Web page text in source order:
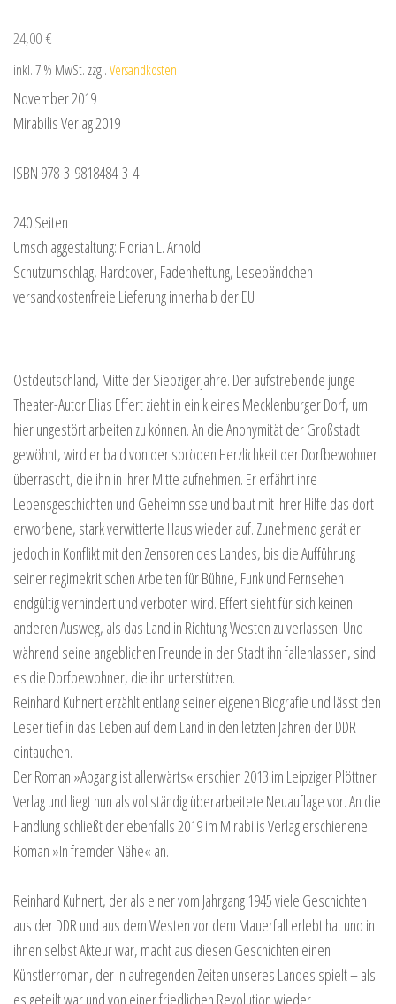
24,00 €
inkl. 7 % MwSt. zzgl.Versandkosten
November 2019
Mirabilis Verlag 2019
ISBN 978-3-9818484-3-4
240 Seiten
Umschlaggestaltung: Florian L. Arnold
Schutzumschlag, Hardcover, Fadenheftung, Lesebändchen
versandkostenfreie Lieferung innerhalb der EU
Ostdeutschland, Mitte der Siebzigerjahre. Der aufstrebende junge
Theater-Autor Elias Effert zieht in ein kleines Mecklenburger Dorf, um
hier ungestört arbeiten zu können. An die Anonymität der Großstadt
gewöhnt, wird er bald von der spröden Herzlichkeit der Dorfbewohner
überrascht, die ihn in ihrer Mitte aufnehmen. Er erfährt ihre
Lebensgeschichten und Geheimnisse und baut mit ihrer Hilfe das dort
erworbene, stark verwitterte Haus wieder auf. Zunehmend gerät er
jedoch in Konflikt mit den Zensoren des Landes, bis die Aufführung
seiner regimekritischen Arbeiten für Bühne, Funk und Fernsehen
endgültig verhindert und verboten wird. Effert sieht für sich keinen
anderen Ausweg, als das Land in Richtung Westen zu verlassen. Und
während seine angeblichen Freunde in der Stadt ihn fallenlassen, sind
es die Dorfbewohner, die ihn unterstützen.
Reinhard Kuhnert erzählt entlang seiner eigenen Biografie und lässt den
Leser tief in das Leben auf dem Land in den letzten Jahren der DDR
eintauchen.
Der Roman »Abgang ist allerwärts« erschien 2013 im Leipziger Plöttner
Verlag und liegt nun als vollständig überarbeitete Neuauflage vor. An die
Handlung schließt der ebenfalls 2019 im Mirabilis Verlag erschienene
Roman »In fremder Nähe« an.
Reinhard Kuhnert, der als einer vom Jahrgang 1945 viele Geschichten
aus der DDR und aus dem Westen vor dem Mauerfall erlebt hat und in
ihnen selbst Akteur war, macht aus diesen Geschichten einen
Künstlerroman, der in aufregenden Zeiten unseres Landes spielt – als